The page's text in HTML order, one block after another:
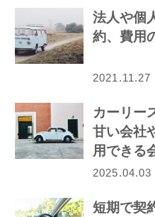
法人や個
約、費用
2021.11.27
カーリー
甘い会社
用できる
2025.04.03
短期で契